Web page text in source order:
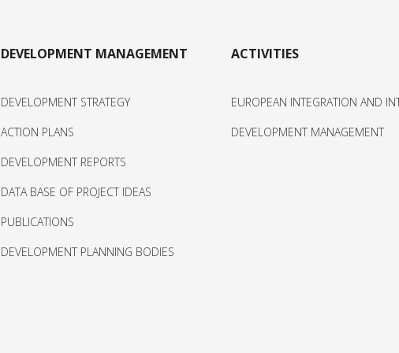
DEVELOPMENT MANAGEMENT
DEVELOPMENT STRATEGY
ACTION PLANS
DEVELOPMENT REPORTS
DATA BASE OF PROJECT IDEAS
PUBLICATIONS
DEVELOPMENT PLANNING BODIES
ACTIVITIES
EUROPEAN INTEGRATION AND
DEVELOPMENT MANAGEMENT